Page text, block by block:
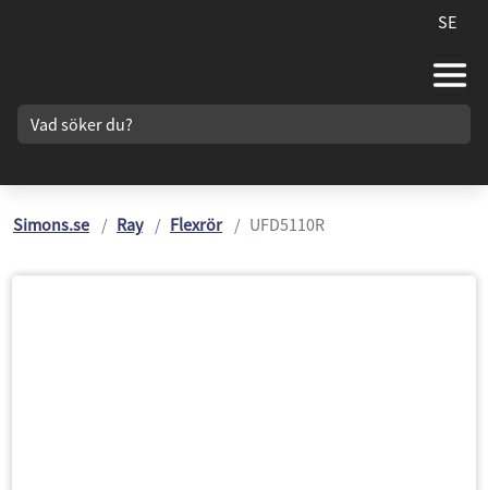
SE
Simons.se Ray Flexrör UFD5110R